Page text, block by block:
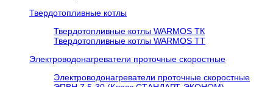
Твердотопливные котлы
Твердотопливные котлы WARMOS TК
Твердотопливные котлы WARMOS TT
Электроводонагреватели проточные скоростные
Электроводонагреватели проточные скоростные